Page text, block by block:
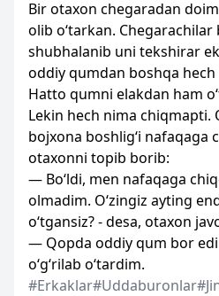
Bir otaxon chegaradan
olib o‘tarkan. Chegarachilar
shubhalanib uni tekshirar
oddiy qumdan boshqa hech
Hatto qumni elakdan ham
Lekin hech nima chiqmapti.
bojxona boshlig‘i nafaqaga
otaxonni topib borib:
— Bo‘ldi, men nafaqaga
olmadim. O‘zingiz ayting
o‘tgansiz? - desa, otaxon
— Qopda oddiy qum bor
o‘g‘rilab o‘tardim.
#Erkaklar#Uddaburonlar